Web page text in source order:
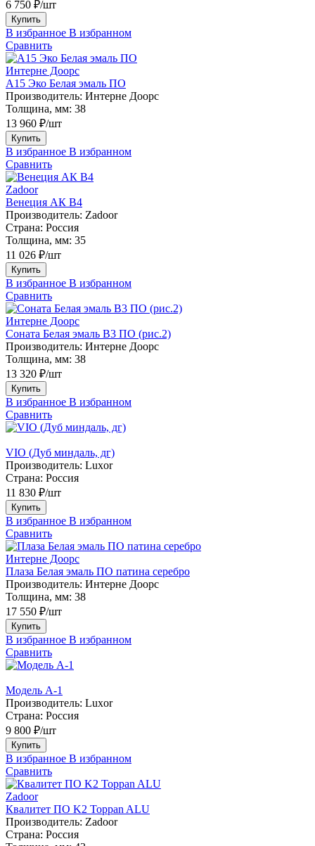
6 750 ₽/шт
Купить
В избранное В избранном
Сравнить
Интерне Доорс
А15 Эко Белая эмаль ПО
Производитель: Интерне Доорс
Толщина, мм: 38
13 960 ₽/шт
Купить
В избранное В избранном
Сравнить
Zadoor
Венеция АК В4
Производитель: Zadoor
Страна: Россия
Толщина, мм: 35
11 026 ₽/шт
Купить
В избранное В избранном
Сравнить
Интерне Доорс
Соната Белая эмаль В3 ПО (рис.2)
Производитель: Интерне Доорс
Толщина, мм: 38
13 320 ₽/шт
Купить
В избранное В избранном
Сравнить
VIO (Дуб миндаль, дг)
Производитель: Luxor
Страна: Россия
11 830 ₽/шт
Купить
В избранное В избранном
Сравнить
Интерне Доорс
Плаза Белая эмаль ПО патина серебро
Производитель: Интерне Доорс
Толщина, мм: 38
17 550 ₽/шт
Купить
В избранное В избранном
Сравнить
Модель A-1
Производитель: Luxor
Страна: Россия
9 800 ₽/шт
Купить
В избранное В избранном
Сравнить
Zadoor
Квалитет ПО K2 Toppan ALU
Производитель: Zadoor
Страна: Россия